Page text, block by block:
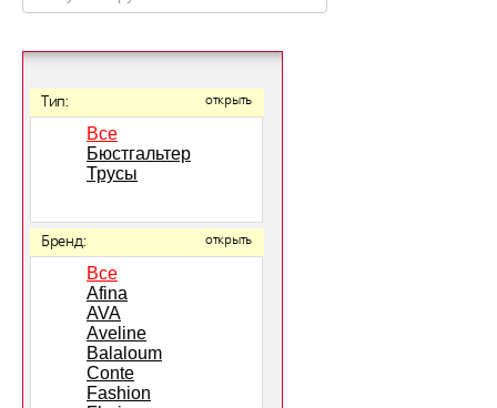
Тип: открыть
Все
Бюстгальтер
Трусы
Бренд: открыть
Все
Afina
AVA
Aveline
Balaloum
Conte
Fashion